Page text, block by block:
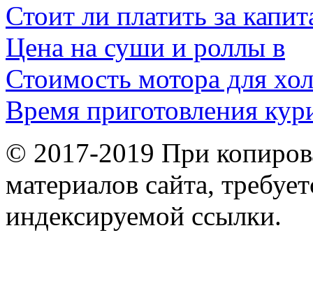
Стоит ли платить за
Цена на суши и роллы в
Стоимость мотора для
Время приготовления
© 2017-2019 При
материалов сайта,
индексируемой ссылки.